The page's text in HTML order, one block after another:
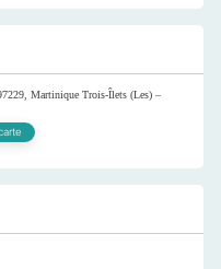
Martinique Trois-Îlets (Les) –